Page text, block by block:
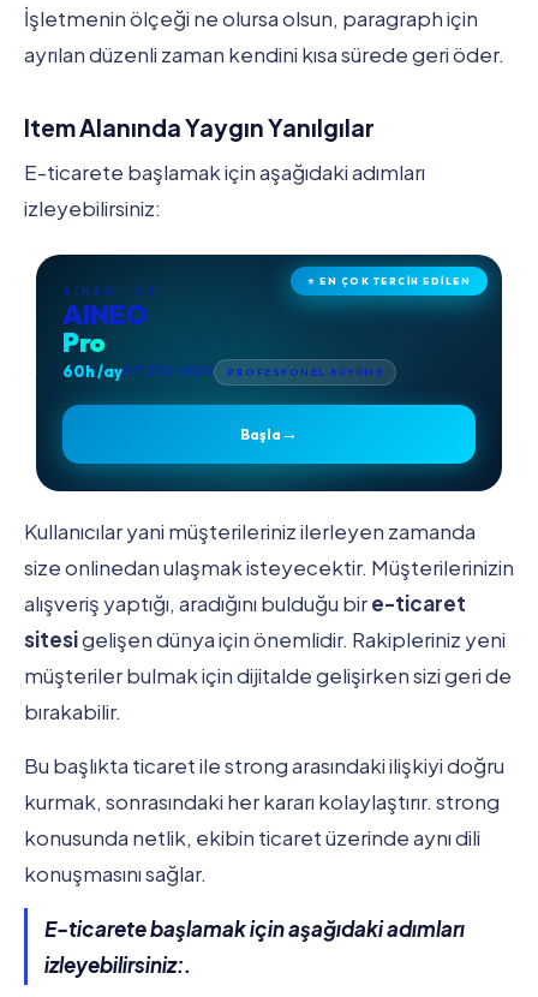
İşletmenin ölçeği ne olursa olsun, paragraph için
ayrılan düzenli zaman kendini kısa sürede geri öder.
Item Alanında Yaygın Yanılgılar
E-ticarete başlamak için aşağıdaki adımları
izleyebilirsiniz:
⭐ EN ÇOK TERCİH EDİLEN
AINEO · 02
AINEO
Pro
60h /ay₺71.900 +KDV PROFESYONEL BÜYÜME
Başla →
Kullanıcılar yani müşterileriniz ilerleyen zamanda
size onlinedan ulaşmak isteyecektir. Müşterilerinizin
alışveriş yaptığı, aradığını bulduğu bire-ticaret
sitesigelişen dünya için önemlidir. Rakipleriniz yeni
müşteriler bulmak için dijitalde gelişirken sizi geri de
bırakabilir.
Bu başlıkta ticaret ile strong arasındaki ilişkiyi doğru
kurmak, sonrasındaki her kararı kolaylaştırır. strong
konusunda netlik, ekibin ticaret üzerinde aynı dili
konuşmasını sağlar.
E-ticarete başlamak için aşağıdaki adımları
izleyebilirsiniz:.